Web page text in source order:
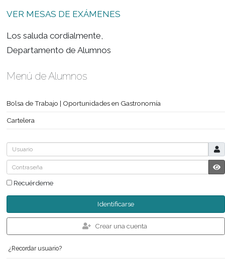
Gastronomía deberán haber presentado el
Trámite.NO PODRÁN RENDIR
AQUELLOS ALUMNOS QUE ADEUDEN
SECUNDARIO.
aprobado los parciales o
recuperatorios en aquellas materias que se
parcial.
VER MESAS DE EXÁMENES
Los saluda cordialmente,
Departamento de Alumnos